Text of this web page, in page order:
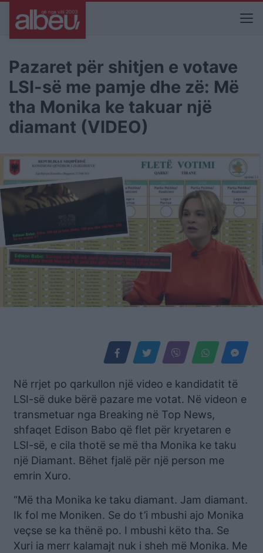
Pazaret për shitjen e votave
LSI-së me pamje dhe zë: Më
tha Monika ke takuar një
diamant (VIDEO)
Në rrjet po qarkullon një video e kandidatit të
LSI-së duke bërë pazare me votat. Në videon e
transmetuar nga Breaking në Top News,
shfaqet Edison Babo që flet për kryetaren e
LSI-së, e cila thotë se më tha Monika ke taku
një Diamant. Bëhet fjalë për një person me
emrin Xuro.
“Më tha Monika ke taku diamant. Jam diamant.
Ik fol me Moniken. Se do t’i mbushi ajo Monika
veçse se ka thënë po. I mbushi këto tha. Se
Xuri ia merr kalamajt nuk i sheh më Monika. Me